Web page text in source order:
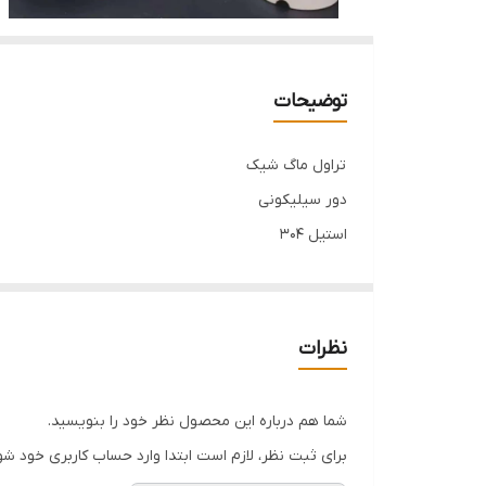
توضیحات
تراول ماگ شیک
دور سیلیکونی
استیل 304
فروش فقط بالای ۱۰ عدد
نظرات
شما هم درباره این محصول نظر خود را بنویسید.
برای ثبت نظر، لازم است ابتدا وارد حساب کاربری خود